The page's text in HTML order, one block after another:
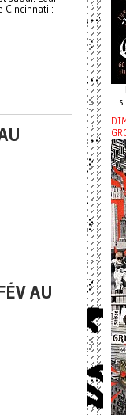
Cincinnati :
AU